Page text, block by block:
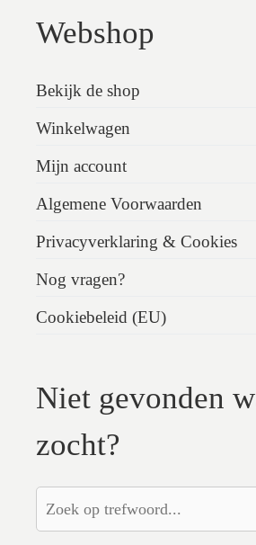
Webshop
Bekijk de shop
Winkelwagen
Mijn account
Algemene Voorwaarden
Privacyverklaring & Cookies
Nog vragen?
Cookiebeleid (EU)
Niet gevonden
zocht?